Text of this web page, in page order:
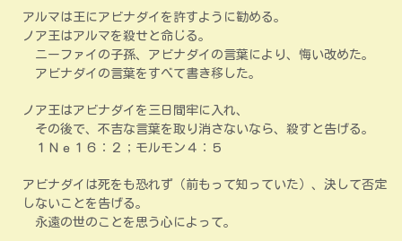
アルマは王にアビナダイを許すように勧める。
ノア王はアルマを殺せと命じる。
ニーファイの子孫、アビナダイの言葉により、悔い改めた。
アビナダイの言葉をすべて書き移した。
ノア王はアビナダイを三日間牢に入れ、
その後で、不吉な言葉を取り消さないなら、殺すと告げる。
１Ｎｅ１６：２；モルモン４：５
アビナダイは死をも恐れず（前もって知っていた）、決して否定
しないことを告げる。
永遠の世のことを思う心によって。